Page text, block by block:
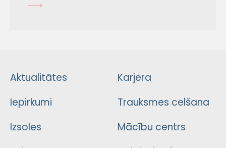
Aktualitātes
Iepirkumi
Izsoles
Karjera
Trauksmes celšana
Mācību centrs